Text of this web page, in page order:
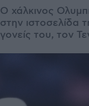
Ο χάλκινος
στην ιστοσελίδα
γονείς του, τον